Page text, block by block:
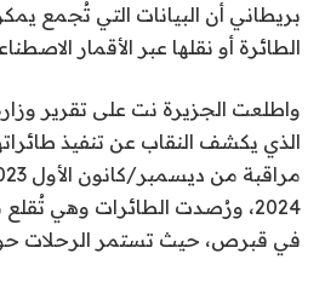
بريطاني أن البيانات التي تُجمع
الطائرة أو نقلها عبر الأقمار
واطلعت الجزيرة نت على تقرير وزارة
2024، ورُصدت الطائرات وهي
في قبرص، حيث تستمر الرحلات حوالي 6